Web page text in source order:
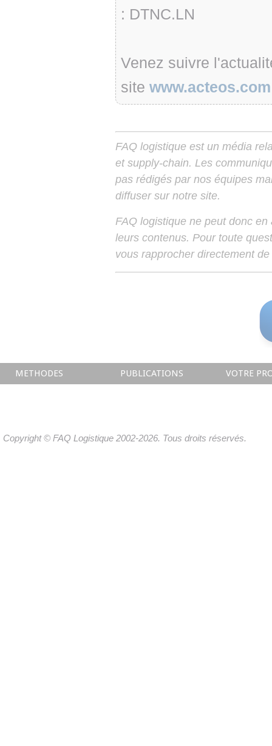
: DTNC.LN
Venez suivre
site www.acteos.com
FAQ logistique est un média
et supply-chain. Les
pas rédigés par nos équipes
diffuser sur notre site.
FAQ logistique ne peut donc
leurs contenus. Pour toute
vous rapprocher directement
METHODES PUBLICATIONS VOTRE
Copyright © FAQ Logistique 2002-2026. Tous droits réservés.